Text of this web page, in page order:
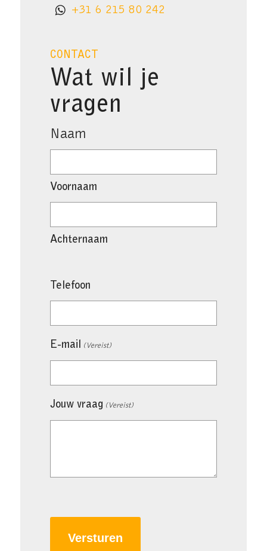
+31 6 215 80 242
CONTACT
Wat wil je
vragen
Naam
Voornaam
Achternaam
Telefoon
E-mail (Vereist)
Jouw vraag (Vereist)